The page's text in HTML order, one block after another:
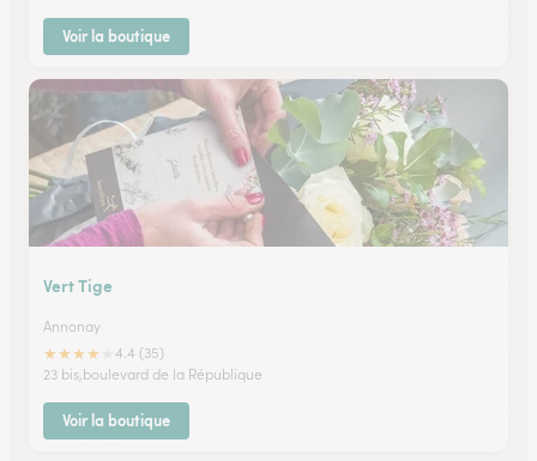
Voir la boutique
Vert Tige
Annonay
★★★★
4.4 (35)
23 bis,boulevard de la République
Voir la boutique